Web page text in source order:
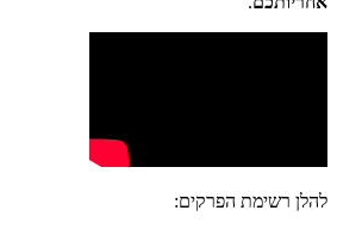
להלן רשימת הפרקים: